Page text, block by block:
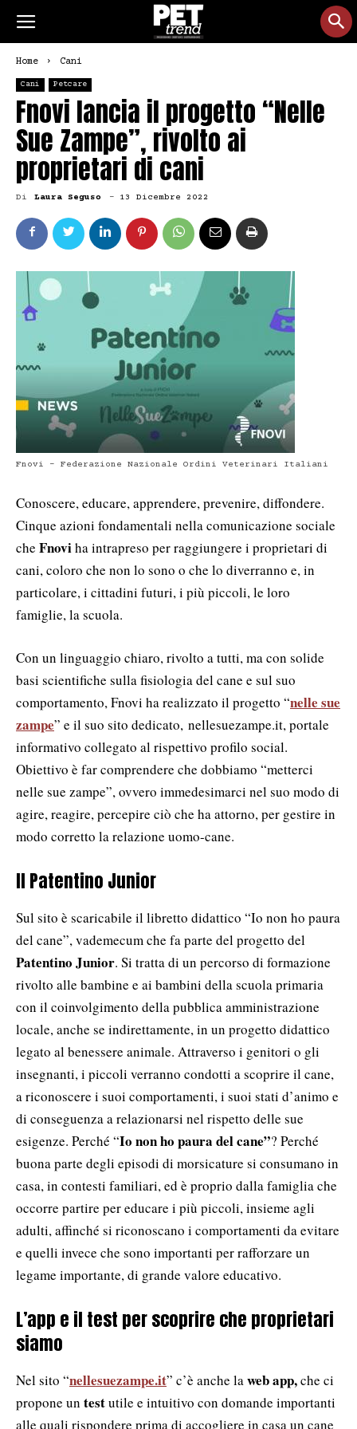
Home Cani
Cani Petcare
Fnovi lancia il progetto “Nelle
Sue Zampe”, rivolto ai
proprietari di cani
Di Laura Seguso - 13 Dicembre 2022
Fnovi - Federazione Nazionale Ordini Veterinari Italiani
Conoscere, educare, apprendere, prevenire, diffondere.
Cinque azioni fondamentali nella comunicazione sociale
che Fnoviha intrapreso per raggiungere i proprietari di
cani, coloro che non lo sono o che lo diverranno e, in
particolare, i cittadini futuri, i più piccoli, le loro
famiglie, la scuola.
Con un linguaggio chiaro, rivolto a tutti, ma con solide
basi scientifiche sulla fisiologia del cane e sul suo
comportamento, Fnovi ha realizzato il progetto “nelle sue
zampe” e il suo sito dedicato, nellesuezampe.it, portale
informativo collegato al rispettivo profilo social.
Obiettivo è far comprendere che dobbiamo “metterci
nelle sue zampe”, ovvero immedesimarci nel suo modo di
agire, reagire, percepire ciò che ha attorno, per gestire in
modo corretto la relazione uomo-cane.
Il Patentino Junior
Sul sito è scaricabile il libretto didattico “Io non ho paura
del cane”, vademecum che fa parte del progetto del
Patentino Junior. Si tratta di un percorso di formazione
rivolto alle bambine e ai bambini della scuola primaria
con il coinvolgimento della pubblica amministrazione
locale, anche se indirettamente, in un progetto didattico
legato al benessere animale. Attraverso i genitori o gli
insegnanti, i piccoli verranno condotti a scoprire il cane,
a riconoscere i suoi comportamenti, i suoi stati d’animo e
di conseguenza a relazionarsi nel rispetto delle sue
esigenze. Perché “Io non ho paura del cane”? Perché
buona parte degli episodi di morsicature si consumano in
casa, in contesti familiari, ed è proprio dalla famiglia che
occorre partire per educare i più piccoli, insieme agli
adulti, affinché si riconoscano i comportamenti da evitare
e quelli invece che sono importanti per rafforzare un
legame importante, di grande valore educativo.
L’app e il test per scoprire che proprietari
siamo
Nel sito “nellesuezampe.it” c’è anche laweb app,che ci
propone un testutile e intuitivo con domande importanti
alle quali rispondere prima di accogliere in casa un cane